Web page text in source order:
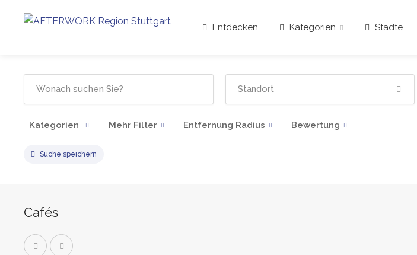
Entdecken Kategorien Städte
Kategorien Mehr Filter Entfernung Radius Bewertung
Suche speichern
Cafés